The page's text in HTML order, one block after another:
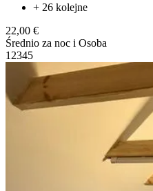
+ 26 kolejne
22,00 €
Średnio za noc i Osoba
1 2345